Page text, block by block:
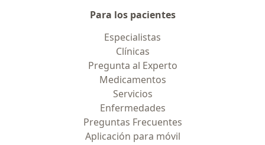
Para los pacientes
Especialistas
Clínicas
Pregunta al Experto
Medicamentos
Servicios
Enfermedades
Preguntas Frecuentes
Aplicación para móvil